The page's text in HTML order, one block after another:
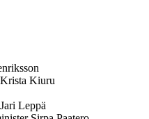
Krista Kiuru
Jari Leppä